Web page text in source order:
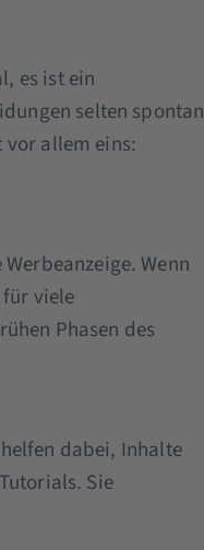
es ist ein
selten spontan
allem eins:
Wenn
viele
Phasen des
dabei, Inhalte
Sie